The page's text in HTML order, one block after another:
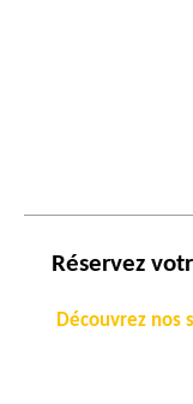
Réservez
Découvrez nos